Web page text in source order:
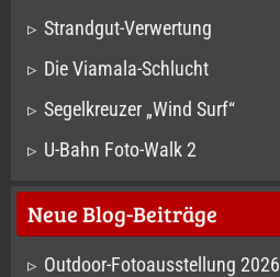
Strandgut-Verwertung
Die Viamala-Schlucht
Segelkreuzer „Wind Surf“
U-Bahn Foto-Walk 2
Neue Blog-Beiträge
Outdoor-Fotoausstellung 2026